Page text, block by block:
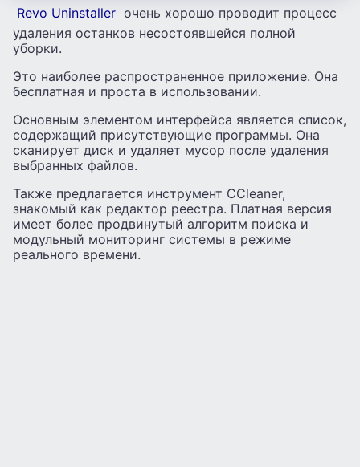
Revo Uninstaller очень хорошо проводит процесс
удаления останков несостоявшейся полной
уборки.
Это наиболее распространенное приложение. Она
бесплатная и проста в использовании.
Основным элементом интерфейса является список,
содержащий присутствующие программы. Она
сканирует диск и удаляет мусор после удаления
выбранных файлов.
Также предлагается инструмент CCleaner,
знакомый как редактор реестра. Платная версия
имеет более продвинутый алгоритм поиска и
модульный мониторинг системы в режиме
реального времени.